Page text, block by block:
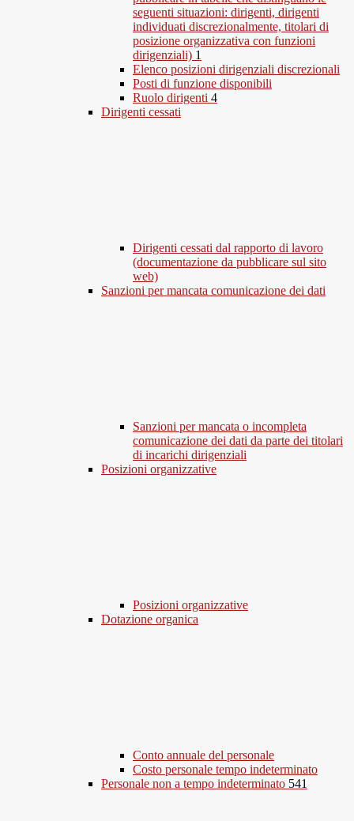
seguenti situazioni: dirigenti, dirigenti
individuati discrezionalmente, titolari di
posizione organizzativa con funzioni
dirigenziali) 1
Elenco posizioni dirigenziali discrezionali
Posti di funzione disponibili
Ruolo dirigenti 4
Dirigenti cessati
Dirigenti cessati dal rapporto di lavoro
(documentazione da pubblicare sul sito
web)
Sanzioni per mancata comunicazione dei dati
Sanzioni per mancata o incompleta
comunicazione dei dati da parte dei titolari
di incarichi dirigenziali
Posizioni organizzative
Posizioni organizzative
Dotazione organica
Conto annuale del personale
Costo personale tempo indeterminato
Personale non a tempo indeterminato 541